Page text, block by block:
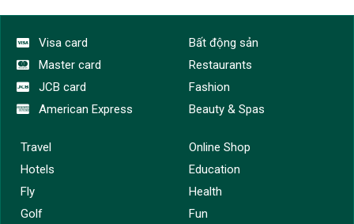
Visa card
Master card
JCB card
American Express
Bất động sản
Restaurants
Fashion
Beauty & Spas
Travel
Hotels
Fly
Golf
Online Shop
Education
Health
Fun